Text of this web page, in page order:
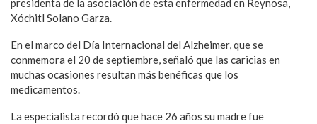
presidenta de la asociación de esta enfermedad en Reynosa,
Xóchitl Solano Garza.
En el marco del Día Internacional del Alzheimer, que se
conmemora el 20 de septiembre, señaló que las caricias en
muchas ocasiones resultan más benéficas que los
medicamentos.
La especialista recordó que hace 26 años su madre fue